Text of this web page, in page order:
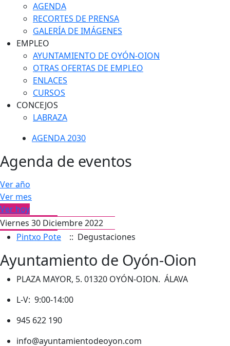
AGENDA
RECORTES DE PRENSA
GALERÍA DE IMÁGENES
EMPLEO
AYUNTAMIENTO DE OYÓN-OION
OTRAS OFERTAS DE EMPLEO
ENLACES
CURSOS
CONCEJOS
LABRAZA
AGENDA 2030
Agenda de eventos
Ver año
Ver mes
Ver hoy
Viernes 30 Diciembre 2022
Pintxo Pote
:: Degustaciones
Ayuntamiento de Oyón-Oion
PLAZA MAYOR, 5. 01320 OYÓN-OION. ÁLAVA
L-V: 9:00-14:00
945 622 190
info@ayuntamientodeoyon.com